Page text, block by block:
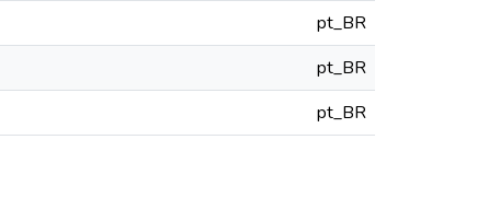
pt_BR
pt_BR
pt_BR